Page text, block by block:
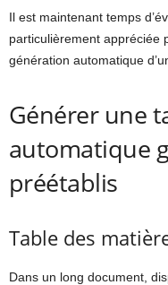
Il est maintenant temps
particulièrement appréciée
génération automatique
Générer une
automatique
préétablis
Table des
Dans un long document,